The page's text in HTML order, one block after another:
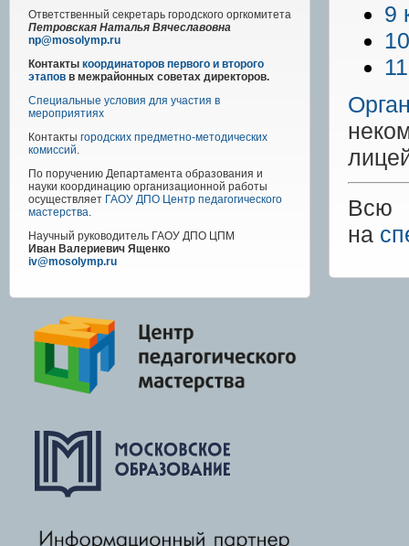
Ответственный секретарь городского оргкомитета
Петровская Наталья Вячеславовна
np@mosolymp.ru
Контакты координаторов первого и второго
этапов в межрайонных советах директоров.
Специальные условия для участия в
мероприятиях
Контакты городских предметно-методических
комиссий.
По поручению Департамента образования и
науки координацию организационной работы
осуществляет ГАОУ ДПО Центр педагогического
мастерства.
Научный руководитель ГАОУ ДПО ЦПМ
Иван Валериевич Ященко
iv@mosolymp.ru
9
Всю
на